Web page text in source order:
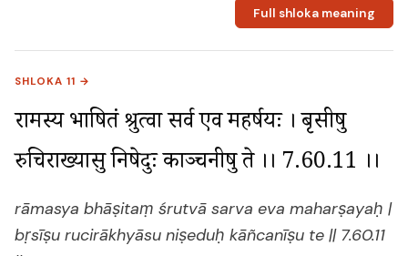
Full shloka meaning
SHLOKA 11 →
रामस्य भाषितं श्रुत्वा सर्व एव महर्षयः । बृसीषु
रुचिराख्यासु निषेदुः काञ्चनीषु ते ।। 7.60.11 ।।
rāmasya bhāṣitaṃ śrutvā sarva eva maharṣayaḥ |
bṛsīṣu rucirākhyāsu niṣeduḥ kāñcanīṣu te || 7.60.11